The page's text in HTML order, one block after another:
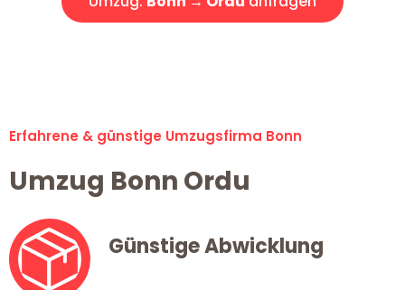
Erfahrene & günstige Umzugsfirma Bonn
Umzug Bonn Ordu
Günstige Abwicklung